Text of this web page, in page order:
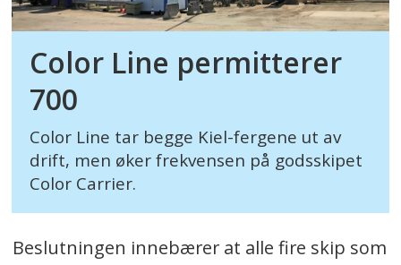
Color Line permitterer
700
Color Line tar begge Kiel-fergene ut av
drift, men øker frekvensen på godsskipet
Color Carrier.
Beslutningen innebærer at alle fire skip som